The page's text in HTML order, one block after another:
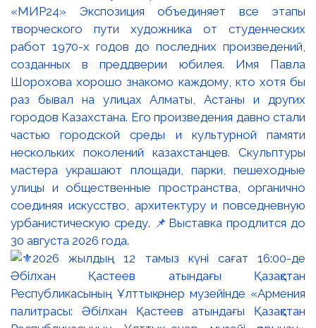
«МИР24» Экспозиция объединяет все этапы
творческого пути художника от студенческих
работ 1970-х годов до последних произведений,
созданных в преддверии юбилея. Имя Павла
Шорохова хорошо знакомо каждому, кто хотя бы
раз бывал на улицах Алматы, Астаны и других
городов Казахстана. Его произведения давно стали
частью городской среды и культурной памяти
нескольких поколений казахстанцев. Скульптуры
мастера украшают площади, парки, пешеходные
улицы и общественные пространства, органично
соединяя искусство, архитектуру и повседневную
урбанистическую среду. 📌Выставка продлится до
30 августа 2026 года.